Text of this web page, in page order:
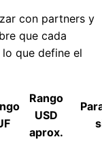
con partners y
que cada
que define el
Rango
USD
aprox.